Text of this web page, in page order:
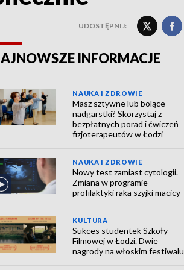
UDOSTĘPNIJ:
INFORMACJE
NAUKA I ZDROWIE
Masz sztywne lub bolące
nadgarstki? Skorzystaj z
bezpłatnych porad i ćwiczeń
fizjoterapeutów w Łodzi
NAUKA I ZDROWIE
Nowy test zamiast cytologii.
Zmiana w programie
profilaktyki raka szyjki macicy
KULTURA
Sukces studentek Szkoły
Filmowej w Łodzi. Dwie
nagrody na włoskim festiwalu